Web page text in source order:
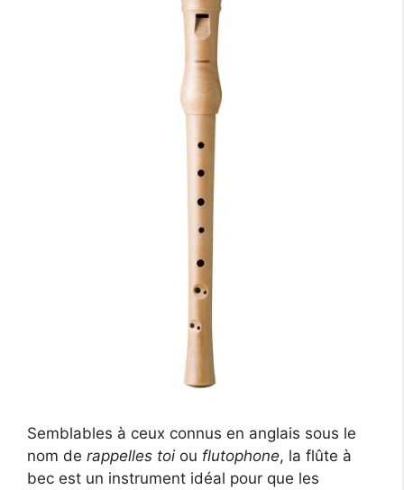
Semblables à ceux connus en anglais sous le
nom de rappelles toi ou flutophone, la flûte à
bec est un instrument idéal pour que les